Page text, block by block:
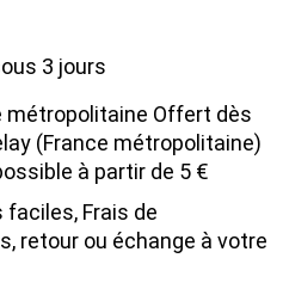
3 jours
métropolitaine Offert dès
(France métropolitaine)
à partir de 5 €
Frais de
retour ou échange à votre